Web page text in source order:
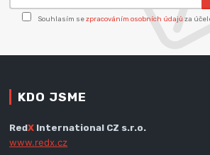
Souhlasím sezpracováním osobních údajů za
KDO JSME
RedX International CZ s.r.o.
www.redx.cz